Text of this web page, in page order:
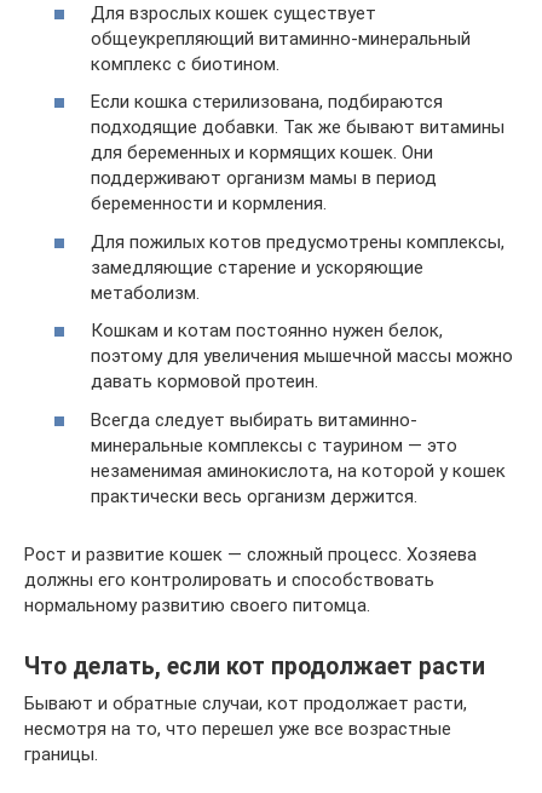
Для взрослых кошек существует
общеукрепляющий витаминно-минеральный
комплекс с биотином.
Если кошка стерилизована, подбираются
подходящие добавки. Так же бывают витамины
для беременных и кормящих кошек. Они
поддерживают организм мамы в период
беременности и кормления.
Для пожилых котов предусмотрены комплексы,
замедляющие старение и ускоряющие
метаболизм.
Кошкам и котам постоянно нужен белок,
поэтому для увеличения мышечной массы можно
давать кормовой протеин.
Всегда следует выбирать витаминно-
минеральные комплексы с таурином — это
незаменимая аминокислота, на которой у кошек
практически весь организм держится.
Рост и развитие кошек — сложный процесс. Хозяева
должны его контролировать и способствовать
нормальному развитию своего питомца.
Что делать, если кот продолжает расти
Бывают и обратные случаи, кот продолжает расти,
несмотря на то, что перешел уже все возрастные
границы.